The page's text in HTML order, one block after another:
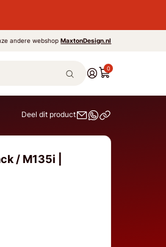
andere webshopMaxtonDesign.nl
0
Deel dit product
/ M135i |